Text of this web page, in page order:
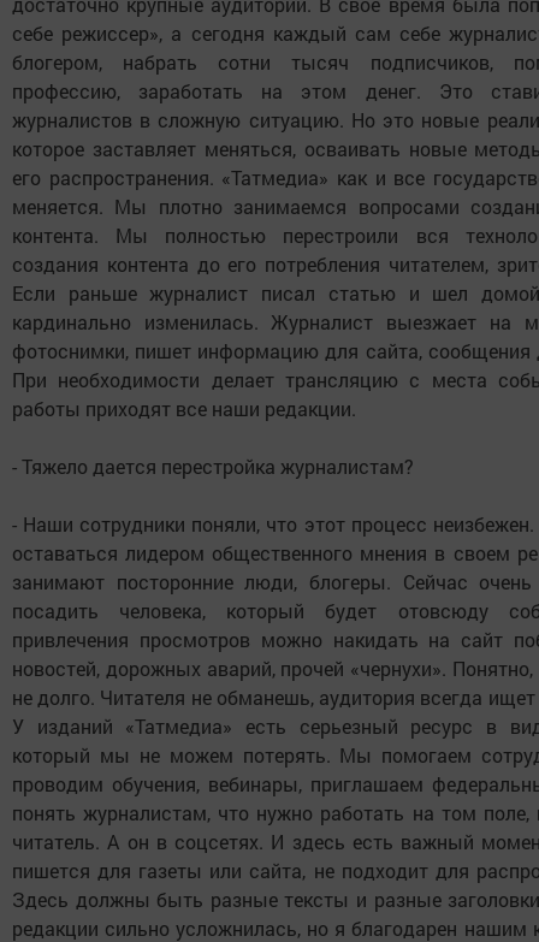
себе режиссер», а сегодня каждый сам себе
блогером, набрать сотни тысяч подписчиков,
профессию, заработать на этом денег. Это
журналистов в сложную ситуацию. Но это новые
которое заставляет меняться, осваивать новые
его распространения. «Татмедиа» как и все
меняется. Мы плотно занимаемся вопросами
контента. Мы полностью перестроили вся
создания контента до его потребления читателем,
Если раньше журналист писал статью и шел
кардинально изменилась. Журналист выезжает на
фотоснимки, пишет информацию для сайта, сообщения
При необходимости делает трансляцию с места
работы приходят все наши редакции.
- Тяжело дается перестройка журналистам?
- Наши сотрудники поняли, что этот процесс
оставаться лидером общественного мнения в своем
занимают посторонние люди, блогеры. Сейчас
посадить человека, который будет отовсюду
привлечения просмотров можно накидать на сайт
новостей, дорожных аварий, прочей «чернухи».
не долго. Читателя не обманешь, аудитория всегда
У изданий «Татмедиа» есть серьезный ресурс в
который мы не можем потерять. Мы помогаем
проводим обучения, вебинары, приглашаем
понять журналистам, что нужно работать на том поле,
читатель. А он в соцсетях. И здесь есть важный
пишется для газеты или сайта, не подходит для
Здесь должны быть разные тексты и разные
редакции сильно усложнилась, но я благодарен нашим